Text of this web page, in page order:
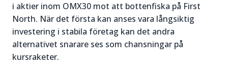
i aktier inom OMX30 mot att bottenfiska på First
North. När det första kan anses vara långsiktig
investering i stabila företag kan det andra
alternativet snarare ses som chansningar på
kursraketer.